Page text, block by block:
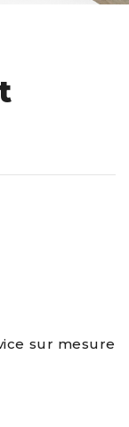
sur mesure